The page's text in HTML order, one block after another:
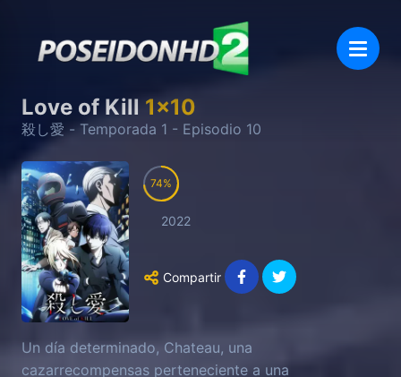
Love of Kill 1x10
殺し愛 - Temporada 1 - Episodio 10
74
2022
Compartir
Un día determinado, Chateau, una
cazarrecompensas perteneciente a una